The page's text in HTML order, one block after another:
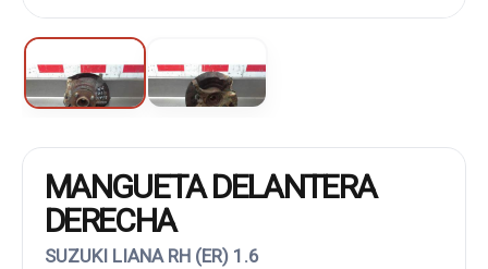
MANGUETA DELANTERA
DERECHA
SUZUKI LIANA RH (ER) 1.6